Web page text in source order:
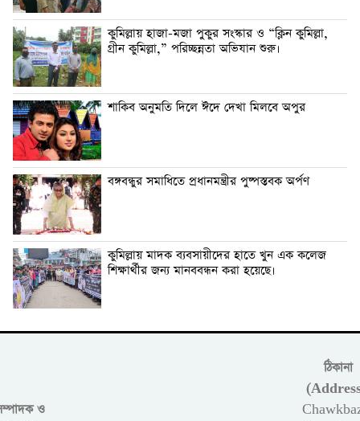
কুমিল্লায় হাজা-মজা পুকুর সংস্কার ও “ক্লিন কুমিল্লা,
গ্রীন কুমিল্লা,” পরিচ্ছন্নতা অভিযান শুরু।
শাকিব অনুমতি দিলে ঈদে দেখা মিলবে অপুর
বঙ্গবন্ধুর সমাধিতে প্রধানমন্ত্রীর পুষ্পস্তবক অর্পণ
কুমিল্লায় মাদক ব্যবসায়ীদের হাতে খুন এক কলেজ
শিক্ষার্থীর জন্য মানববন্ধন করা হয়েছে।
ও
ঠিকানা